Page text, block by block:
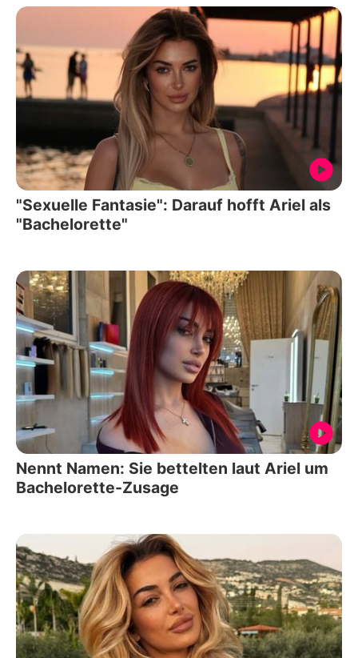
"Sexuelle Fantasie": Darauf hofft Ariel als
"Bachelorette"
Nennt Namen: Sie bettelten laut Ariel um
Bachelorette-Zusage